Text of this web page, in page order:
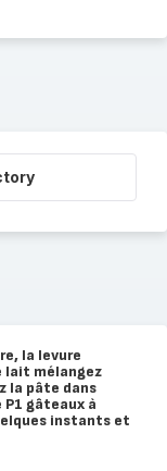
la levure
lait mélangez
la pâte dans
gâteaux à
instants et